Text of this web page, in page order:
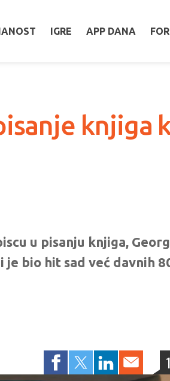
IGRE APP DANA
knjiga
u pisanju knjiga,
bio hit sad već davnih